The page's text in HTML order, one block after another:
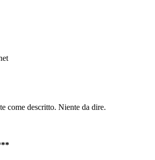
come descritto. Niente da dire.